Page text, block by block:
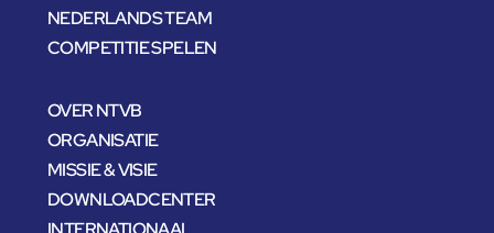
NEDERLANDS TEAM
COMPETITIE SPELEN
OVER NTVB
ORGANISATIE
MISSIE & VISIE
DOWNLOADCENTER